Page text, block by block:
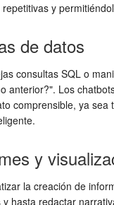
y
de datos
consultas SQL o
anterior?". Los
comprensible, ya
y
la creación de
hasta redactar